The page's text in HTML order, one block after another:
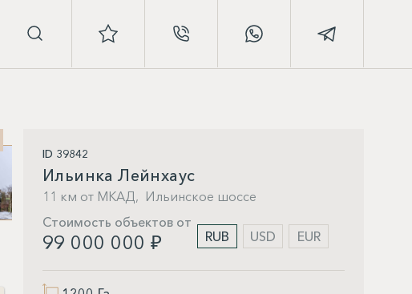
ID 39842
Ильинка Лейнхаус
11 км от МКАД, Ильинское шоссе
Стоимость объектов от
99 000 000 ₽ RUB USD EUR